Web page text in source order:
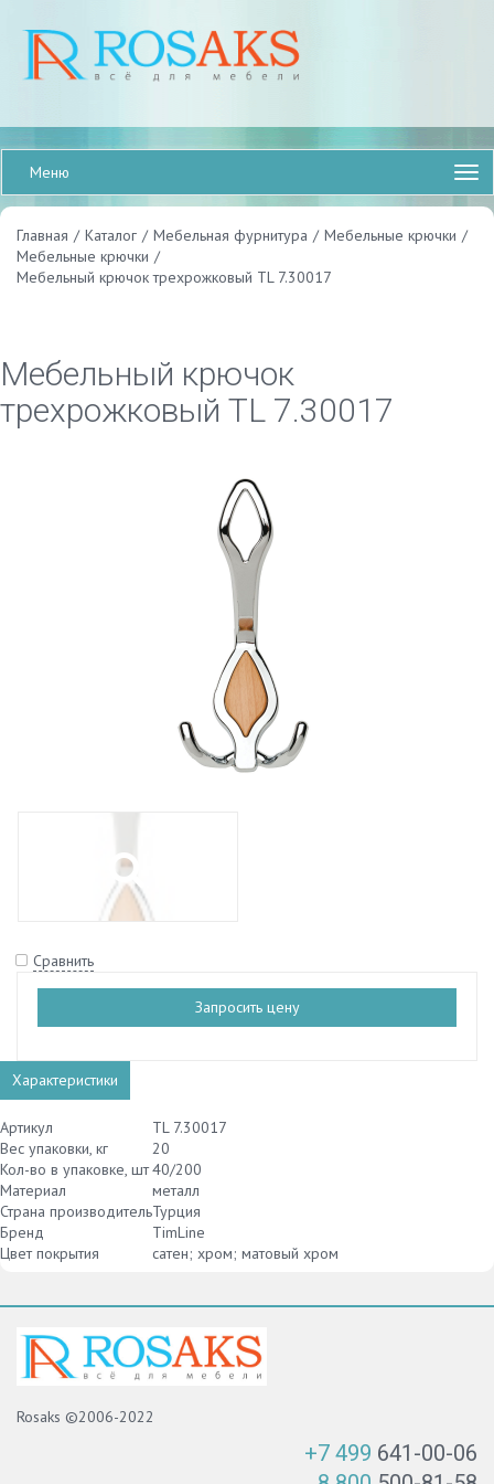
Меню
Главная / Каталог / Мебельная фурнитура / Мебельные крючки /
Мебельные крючки /
Мебельный крючок трехрожковый TL 7.30017
Мебельный крючок
трехрожковый TL 7.30017
Сравнить
Запросить цену
Характеристики
Артикул
TL 7.30017
Вес упаковки, кг
20
Кол-во в упаковке, шт40/200
Материал
металл
Страна производительТурция
Бренд
TimLine
Цвет покрытия
сатен; хром; матовый хром
Rosaks ©2006-2022
+7 499 641-00-06